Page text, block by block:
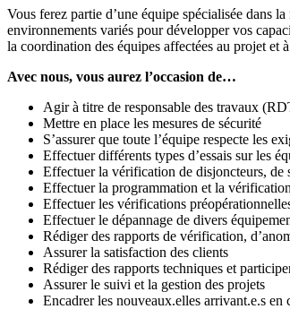
Vous ferez partie d’une équipe spécialisée dans
environnements variés pour développer vos
la coordination des équipes affectées au projet et
Avec nous, vous aurez l’occasion de…
Agir à titre de responsable des travaux
Mettre en place les mesures de sécurité
S’assurer que toute l’équipe respecte les
Effectuer différents types d’essais sur les
Effectuer la vérification de disjoncteurs, de
Effectuer la programmation et la
Effectuer les vérifications
Effectuer le dépannage de divers
Rédiger des rapports de vérification,
Assurer la satisfaction des clients
Rédiger des rapports techniques et
Assurer le suivi et la gestion des projets
Encadrer les nouveaux.elles arrivant.e.s en